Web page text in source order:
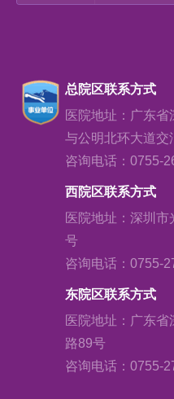
总院区联系方式
医院地址：广东
与公明北环大道交
咨询电话：0755-
西院区联系方式
医院地址：深圳
号
咨询电话：0755-
东院区联系方式
医院地址：广东
路89号
咨询电话：0755-